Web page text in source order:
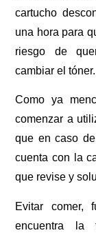
cartucho
una hora para
riesgo de
cambiar el tóner.
Como ya
comenzar a
que en caso
cuenta con la
que revise y
Evitar comer,
encuentra la